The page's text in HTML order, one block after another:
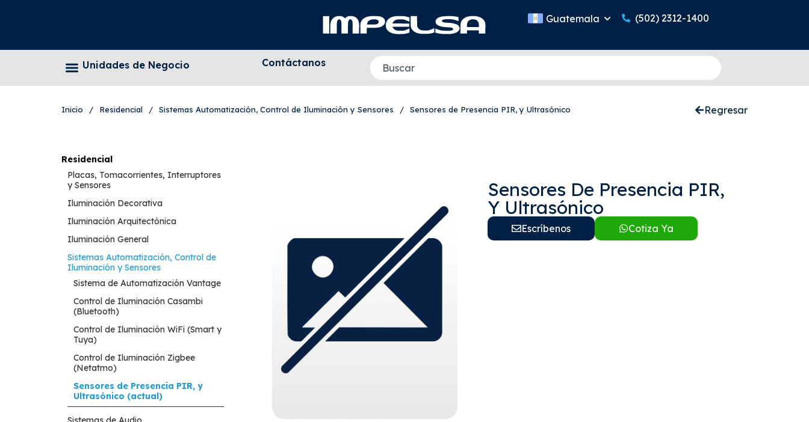
Guatemala (502) 2312-1400
Unidades de Negocio Contáctanos
Inicio / Residencial / Sistemas Automatización, Control de Iluminación y Sensores / Sensores de Presencia PIR, y Ultrasónico Regresar
Residencial
Placas, Tomacorrientes, Interruptores
y Sensores
Iluminación Decorativa
Iluminación Arquitectónica
Iluminación General
Sistemas Automatización, Control de
Iluminación y Sensores
Sistema de Automatización Vantage
Control de Iluminación Casambi
(Bluetooth)
Control de Iluminación WiFi (Smart y
Tuya)
Control de Iluminación Zigbee
(Netatmo)
Sensores de Presencia PIR, y
Ultrasónico (actual)
Sensores De Presencia PIR,
Y Ultrasónico
Escríbenos Cotiza Ya